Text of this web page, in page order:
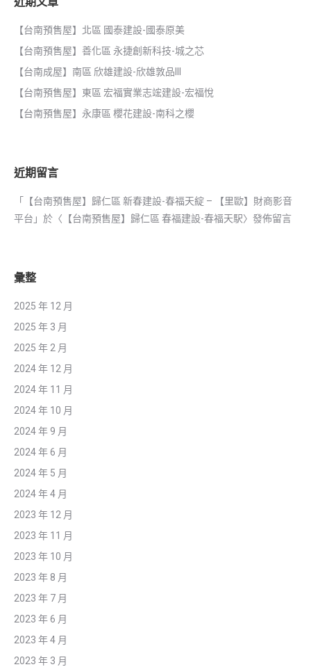
【台南預售屋】北區 國泰建設-國泰原美
【台南預售屋】善化區 永捷創新科技-城之芯
【台南成屋】南區 欣雄建設-欣雄敦品III
【台南預售屋】東區 宏福實業志竤建設-宏福悅
【台南預售屋】永康區 櫻花建設-南科之櫻
近期留言
「
【台南預售屋】歸仁區 新春建設-春福天綻 – 【里歐】財商影音
平台 」於〈 【台南預售屋】歸仁區 春福建設-春福天駅〉發佈留言
彙整
2025 年 12 月
2025 年 3 月
2025 年 2 月
2024 年 12 月
2024 年 11 月
2024 年 10 月
2024 年 9 月
2024 年 6 月
2024 年 5 月
2024 年 4 月
2023 年 12 月
2023 年 11 月
2023 年 10 月
2023 年 8 月
2023 年 7 月
2023 年 6 月
2023 年 4 月
2023 年 3 月